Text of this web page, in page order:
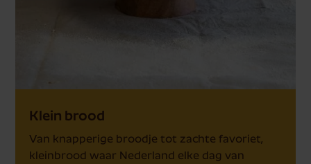
Klein brood
Van knapperige broodje tot zachte favoriet,
kleinbrood waar Nederland elke dag van